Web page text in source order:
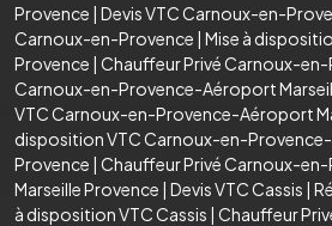
Provence | Devis VTC Carnoux-en-
Carnoux-en-Provence | Mise à
Provence | Chauffeur Privé Carnoux-
Carnoux-en-Provence-Aéroport
VTC Carnoux-en-Provence-Aéroport
disposition VTC Carnoux-en-
Provence | Chauffeur Privé Carnoux-
Marseille Provence | Devis VTC Cassis |
à disposition VTC Cassis | Chauffeur